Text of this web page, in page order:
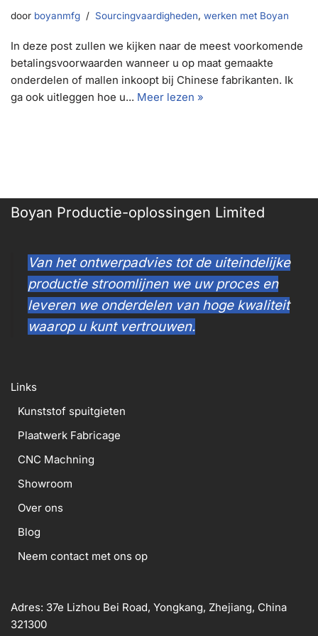
door boyanmfg Sourcingvaardigheden, werken met Boyan
In deze post zullen we kijken naar de meest voorkomende
betalingsvoorwaarden wanneer u op maat gemaakte
onderdelen of mallen inkoopt bij Chinese fabrikanten. Ik
ga ook uitleggen hoe u... Meer lezen »
Boyan Productie-oplossingen Limited
Van het ontwerpadvies tot de uiteindelijke
productie stroomlijnen we uw proces en
leveren we onderdelen van hoge kwaliteit
waarop u kunt vertrouwen.
Links
Kunststof spuitgieten
Plaatwerk Fabricage
CNC Machning
Showroom
Over ons
Blog
Neem contact met ons op
Adres: 37e Lizhou Bei Road, Yongkang, Zhejiang, China
321300